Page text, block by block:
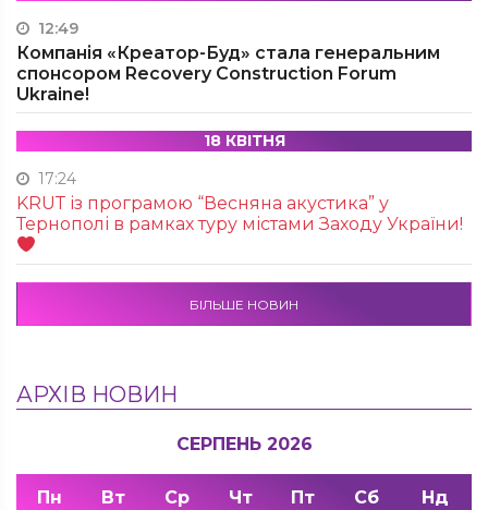
12:49
Компанія «Креатор-Буд» стала генеральним
спонсором Recovery Construction Forum
Ukraine!
18 КВІТНЯ
17:24
KRUТ із програмою “Весняна акустика” у
Тернополі в рамках туру містами Заходу України!
БІЛЬШЕ НОВИН
АРХІВ НОВИН
СЕРПЕНЬ 2026
Пн Вт Ср Чт Пт Сб Нд